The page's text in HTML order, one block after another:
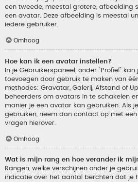
een tweede, meestal grotere, afbeelding
een avatar. Deze afbeelding is meestal
iedere gebruiker.
Omhoog
Hoe kan ik een avatar instellen?
In je Gebruikerspaneel, onder “Profiel”
toevoegen door gebruik te maken van
methodes: Gravatar, Galerij, Afstand of
beheerders om avatars in te schakelen
manier je een avatar kan gebruiken. Als
gebruiken, neem dan contact op met
vragen hierover.
Omhoog
Wat is mijn rang en hoe verander ik
Rangen, welke verschijnen onder je
indicatie over het aantal berchten dat je